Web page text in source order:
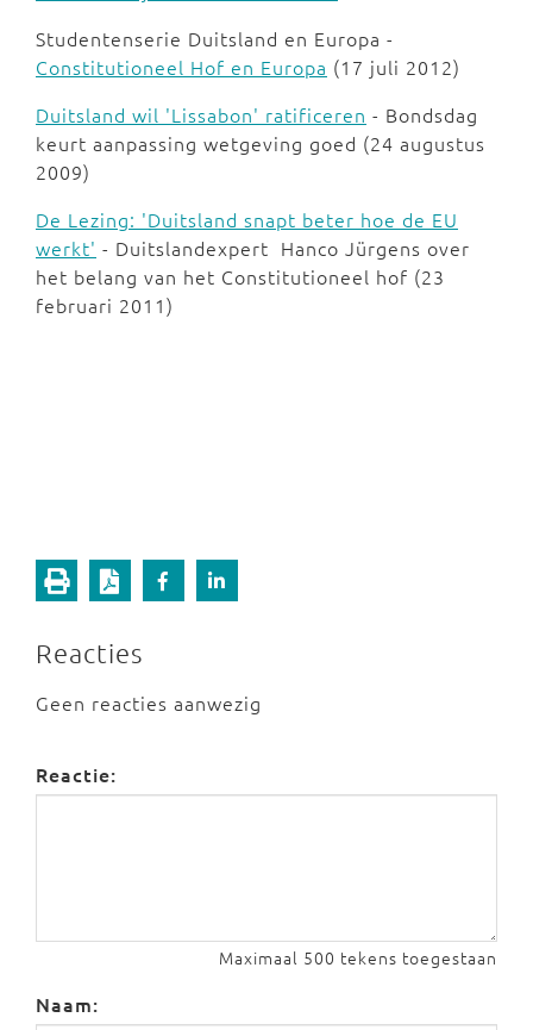
Studentenserie Duitsland en Europa -
Constitutioneel Hof en Europa (17 juli 2012)
Duitsland wil 'Lissabon' ratificeren - Bondsdag
keurt aanpassing wetgeving goed (24 augustus
2009)
De Lezing: 'Duitsland snapt beter hoe de EU
werkt' - Duitslandexpert Hanco Jürgens over
het belang van het Constitutioneel hof (23
februari 2011)
Reacties
Geen reacties aanwezig
Reactie:
Maximaal 500 tekens toegestaan
Naam: